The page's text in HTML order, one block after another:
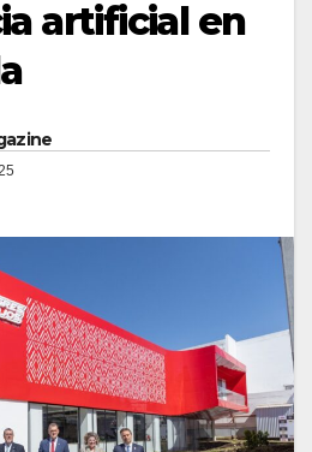
artificial en